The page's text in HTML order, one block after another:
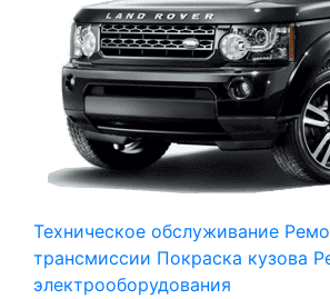
Техническое обслуживание
трансмиссии Покраска кузова
электрооборудования